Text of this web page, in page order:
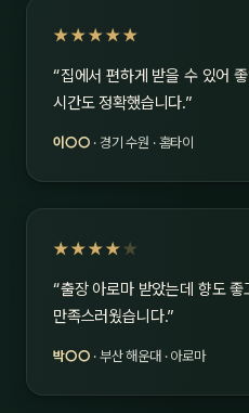
★★★★★
“집에서 편하게 받을 수 있어
시간도 정확했습니다.”
이○○ · 경기 수원 · 홈타이
★★★★ ★
“출장 아로마 받았는데 향도
만족스러웠습니다.”
박○○ · 부산 해운대 · 아로마